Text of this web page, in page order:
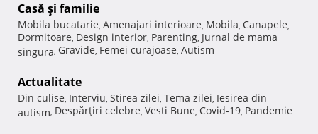
Casă şi familie
Mobila bucatarie, Amenajari interioare, Mobila, Canapele,
Dormitoare, Design interior, Parenting, Jurnal de mama
singura, Gravide, Femei curajoase, Autism
Actualitate
Din culise, Interviu, Stirea zilei, Tema zilei, Iesirea din
autism, Despărţiri celebre, Vesti Bune, Covid-19, Pandemie